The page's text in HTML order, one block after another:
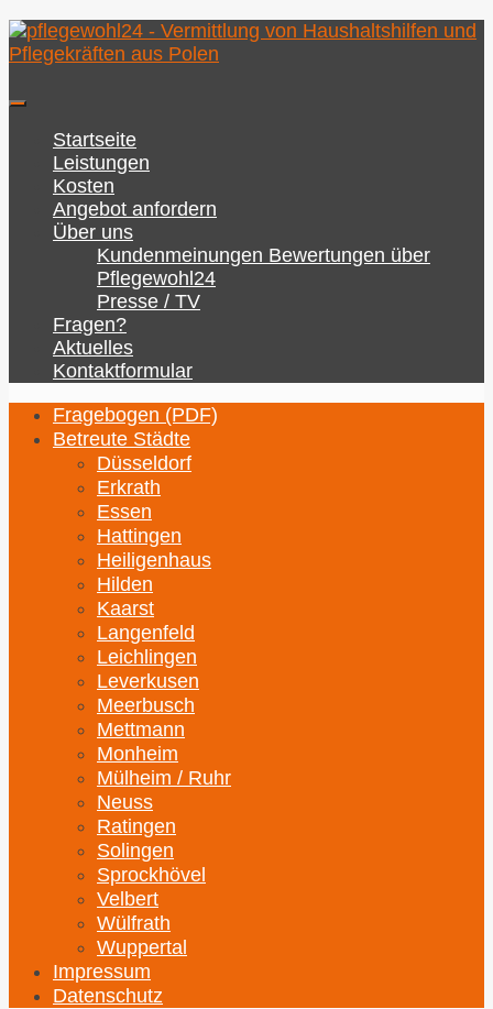
Zum
Inhalt
Startseite
Leistungen
Kosten
Angebot anfordern
Über uns
Kundenmeinungen Bewertungen über
Pflegewohl24
Presse / TV
Fragen?
Aktuelles
Kontaktformular
Fragebogen (PDF)
Betreute Städte
Düsseldorf
Erkrath
Essen
Hattingen
Heiligenhaus
Hilden
Kaarst
Langenfeld
Leichlingen
Leverkusen
Meerbusch
Mettmann
Monheim
Mülheim / Ruhr
Neuss
Ratingen
Solingen
Sprockhövel
Velbert
Wülfrath
Wuppertal
Impressum
Datenschutz